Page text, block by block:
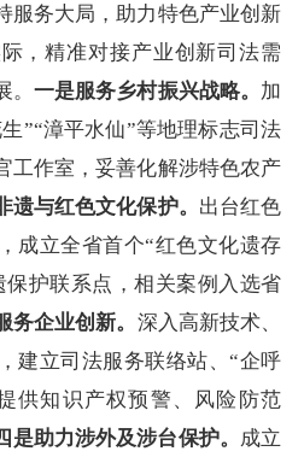
务大局，助力特色产业创新
，精准对接产业创新司法需
。一是服务乡村振兴战略。 加
”“漳平水仙”等地理标志司法
工作室，妥善化解涉特色农产
遗与红色文化保护。 出台红色
成立全省首个“红色文化遗存
护联系点，相关案例入选省
务企业创新。 深入高新技术、
建立司法服务联络站、“企呼
供知识产权预警、风险防范
是助力涉外及涉台保护。
成立